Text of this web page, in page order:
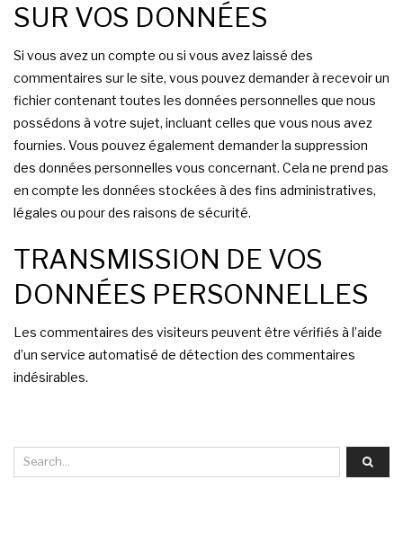
SUR VOS DONNÉES
Si vous avez un compte ou si vous avez laissé des
commentaires sur le site, vous pouvez demander à recevoir un
fichier contenant toutes les données personnelles que nous
possédons à votre sujet, incluant celles que vous nous avez
fournies. Vous pouvez également demander la suppression
des données personnelles vous concernant. Cela ne prend pas
en compte les données stockées à des fins administratives,
légales ou pour des raisons de sécurité.
TRANSMISSION DE VOS
DONNÉES PERSONNELLES
Les commentaires des visiteurs peuvent être vérifiés à l’aide
d’un service automatisé de détection des commentaires
indésirables.